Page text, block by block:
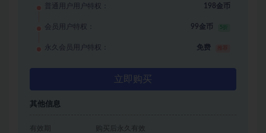
普通用户用户特权： 198金币
会员用户特权： 99金币 5折
永久会员用户特权： 免费
立即购买
其他信息
有效期 购买后永久有效